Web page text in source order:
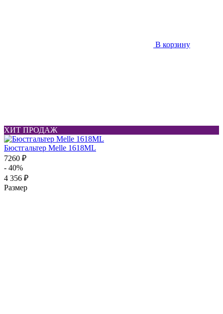
В корзину
ХИТ ПРОДАЖ
Бюстгальтер Melle 1618ML
7260 ₽
- 40%
4 356 ₽
Размер